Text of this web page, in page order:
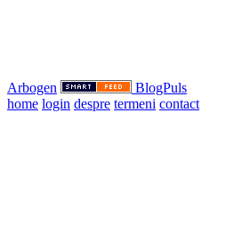
Arbogen
BlogPuls
home login despre termeni contact